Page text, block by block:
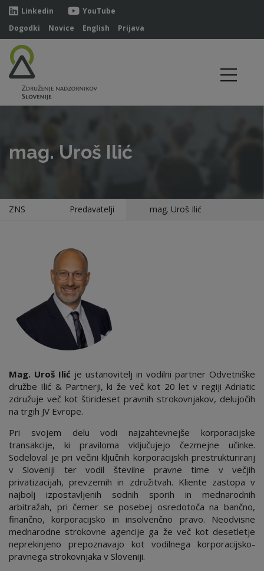
Linkedin
YouTube
Dogodki
Novice English Prijava
mag. Uroš Ilić
ZNS Predavatelji mag. Uroš Ilić
Mag. Uroš Ilić je ustanovitelj in vodilni partner Odvetniške
družbe Ilić & Partnerji, ki že več kot 20 let v regiji Adriatic
združuje več kot štirideset pravnih strokovnjakov, delujočih
na trgih JV Evrope.
Pri svojem delu vodi najzahtevnejše korporacijske
transakcije, ki praviloma vključujejo čezmejne učinke.
Sodeloval je pri večini ključnih korporacijskih prestrukturiranj
v Sloveniji ter vodil številne pravne time v večjih
privatizacijah, prevzemih in združitvah. Kliente zastopa v
najbolj izpostavljenih sodnih sporih in mednarodnih
arbitražah, pri čemer se posebej osredotoča na bančno,
finančno, korporacijsko in insolvenčno pravo. Neodvisne
mednarodne strokovne agencije ga že več kot desetletje
neprekinjeno prepoznavajo kot vodilnega korporacijsko-
pravnega strokovnjaka v Sloveniji.